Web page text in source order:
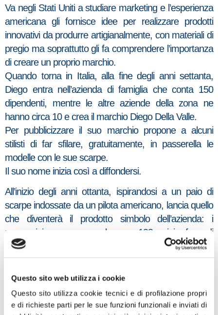
Questo sito web utilizza i cookie
Questo sito utilizza cookie tecnici e di profilazione propri
e di richieste parti per le sue funzioni funzionali e inviati di
Va negli Stati Uniti a studiare marketing e l’esperienza
americana gli fornisce idee per realizzare prodotti
innovativi da produrre artigianalmente, con materiali di
pregio ma soprattutto gli fa comprendere l’importanza
di creare un proprio marchio.
Quando torna in Italia, alla fine degli anni settanta,
Diego entra nell’azienda di famiglia che conta 150
dipendenti, mentre le altre aziende della zona ne
hanno circa 10 e crea il marchio Diego Della Valle.
Per pubblicizzare il suo marchio propone a alcuni
stilisti di far sfilare, gratuitamente, in passerella le
modelle con le sue scarpe.
Il suo nome inizia così a diffondersi.
All’inizio degli anni ottanta, ispirandosi a un paio di
scarpe indossate da un pilota americano, lancia quello
che diventerà il prodotto simbolo dell’azienda: i
mocassini con una suola con 133 mini sfere di
gomma in rilievo, un prodotto artigianale che richiede
Nel 1986 Diego Della Valle diventa amministratore
delegato dell’azienda che cambia nome e da
Calzaturificio Della Valle diventa TOD’S.